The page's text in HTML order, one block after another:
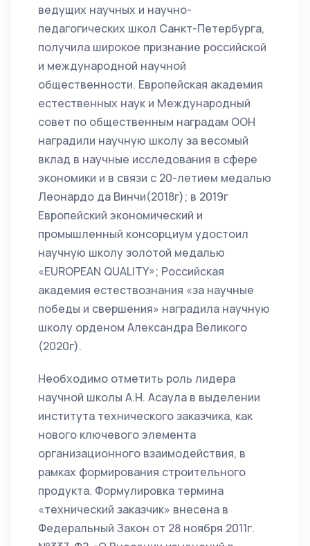
ведущих научных и научно-
педагогических школ Санкт-Петербурга,
получила широкое признание российской
и международной научной
общественности. Европейская академия
естественных наук и Международный
совет по общественным наградам ООН
наградили научную школу за весомый
вклад в научные исследования в сфере
экономики и в связи с 20-летием медалью
Леонардо да Винчи(2018г); в 2019г
Европейский экономический и
промышленный консорциум удостоил
научную школу золотой медалью
«EUROPEAN QUALITY»; Российская
академия естествознания «за научные
победы и свершения» наградила научную
школу орденом Александра Великого
(2020г).
Необходимо отметить роль лидера
научной школы А.Н. Асаула в выделении
института технического заказчика, как
нового ключевого элемента
организационного взаимодействия, в
рамках формирования строительного
продукта. Формулировка термина
«технический заказчик» внесена в
Федеральный Закон от 28 ноября 2011г.